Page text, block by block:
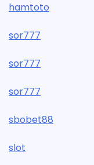
hamtoto
sor777
sor777
sor777
sbobet88
slot